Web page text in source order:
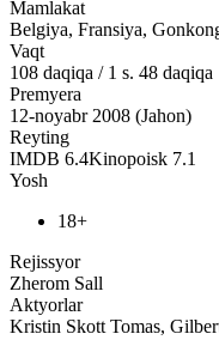
Mamlakat
Belgiya, Fransiya,
Vaqt
108 daqiqa / 1 s. 48 daqiqa
Premyera
12-noyabr 2008 (Jahon)
Reyting
IMDB 6.4Kinopoisk 7.1
Yosh
18+
Rejissyor
Zherom Sall
Aktyorlar
Kristin Skott Tomas,